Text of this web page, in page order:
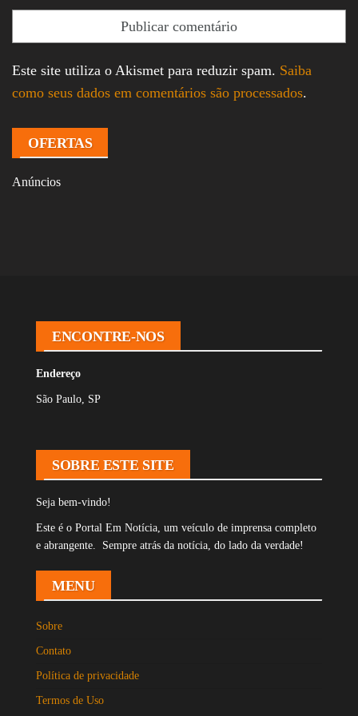
Este site utiliza o Akismet para reduzir spam. Saiba
como seus dados em comentários são processados.
OFERTAS
Anúncios
ENCONTRE-NOS
Endereço
São Paulo, SP
SOBRE ESTE SITE
Seja bem-vindo!
Este é o Portal Em Notícia, um veículo de imprensa completo
e abrangente. Sempre atrás da notícia, do lado da verdade!
MENU
Sobre
Contato
Política de privacidade
Termos de Uso